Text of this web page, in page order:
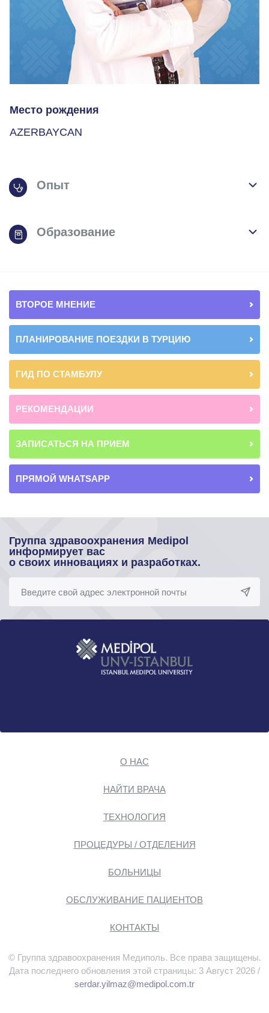
Место рождения
AZERBAYCAN
Опыт
Образование
ВТОРОЕ МНЕНИЕ
ПЛАНИРОВАНИЕ ПОЕЗДКИ В ТУРЦИЮ
ГИД ПО СТАМБУЛУ
РЕКОМЕНДАЦИИ
ЗАПИСАТЬСЯ НА ПРИЕМ
ПРЯМОЙ WHATSAPP
Группа здравоохранения Medipol
информирует вас
о своих инновациях и разработках.
О НАС
НАЙТИ ВРАЧА
ТЕХНОЛОГИЯ
ПРОЦЕДУРЫ / ОТДЕЛЕНИЯ
БОЛЬНИЦЫ
ОБСЛУЖИВАНИЕ ПАЦИЕНТОВ
КОНТАКТЫ
© Группа здравоохранения Медиполь. Все права защищены.
Дата последнего обновления этой страницы: 3 Август 2026 /
serdar.yilmaz@medipol.com.tr